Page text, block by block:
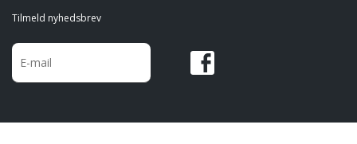
Tilmeld nyhedsbrev